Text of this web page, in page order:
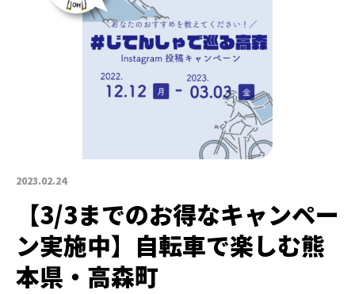
2023.02.24
【3/3までのお得なキャンペー
ン実施中】自転車で楽しむ熊
本県・高森町